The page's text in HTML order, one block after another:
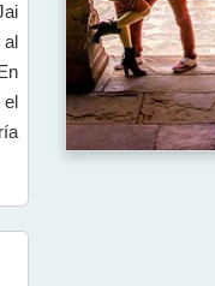
al
el